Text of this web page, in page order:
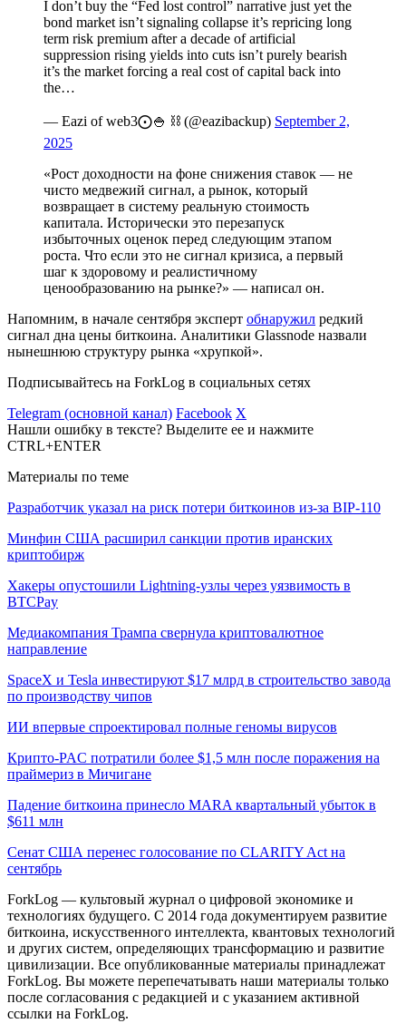
I don’t buy the “Fed lost control” narrative just yet the
bond market isn’t signaling collapse it’s repricing long
term risk premium after a decade of artificial
suppression rising yields into cuts isn’t purely bearish
it’s the market forcing a real cost of capital back into
the…
— Eazi of web3⨀🍚 ⛓ (@eazibackup) September 2,
2025
«Рост доходности на фоне снижения ставок — не
чисто медвежий сигнал, а рынок, который
возвращает в систему реальную стоимость
капитала. Исторически это перезапуск
избыточных оценок перед следующим этапом
роста. Что если это не сигнал кризиса, а первый
шаг к здоровому и реалистичному
ценообразованию на рынке?» — написал он.
Напомним, в начале сентября эксперт обнаружил редкий
сигнал дна цены биткоина. Аналитики Glassnode назвали
нынешнюю структуру рынка «хрупкой».
Подписывайтесь на ForkLog в социальных сетях
Telegram (основной канал) Facebook X
Нашли ошибку в тексте? Выделите ее и нажмите
CTRL+ENTER
Материалы по теме
Разработчик указал на риск потери биткоинов из-за BIP-110
Минфин США расширил санкции против иранских
криптобирж
Хакеры опустошили Lightning-узлы через уязвимость в
BTCPay
Медиакомпания Трампа свернула криптовалютное
направление
SpaceX и Tesla инвестируют $17 млрд в строительство завода
по производству чипов
ИИ впервые спроектировал полные геномы вирусов
Крипто-PAC потратили более $1,5 млн после поражения на
праймериз в Мичигане
Падение биткоина принесло MARA квартальный убыток в
$611 млн
Сенат США перенес голосование по CLARITY Act на
сентябрь
ForkLog — культовый журнал о цифровой экономике и
технологиях будущего. С 2014 года документируем развитие
биткоина, искусственного интеллекта, квантовых технологий
и других систем, определяющих трансформацию и развитие
цивилизации. Все опубликованные материалы принадлежат
ForkLog. Вы можете перепечатывать наши материалы только
после согласования с редакцией и с указанием активной
ссылки на ForkLog.